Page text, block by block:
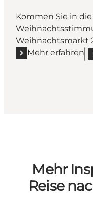
Kommen Sie in
Weihnachtsmarkt
Mehr erfahren
Mehr erfahren
Mehr
Reise